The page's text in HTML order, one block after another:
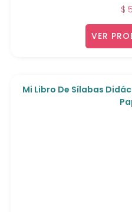
$
VER
Mi Libro De Sílabas